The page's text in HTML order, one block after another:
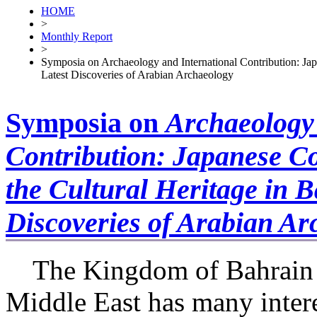
HOME
>
Monthly Report
>
Symposia on Archaeology and International Contribution:
Latest Discoveries of Arabian Archaeology
Symposia on
Contribution: Japanese
the Cultural Heritage in
Discoveries of Arabian
The Kingdom of
Middle East has many